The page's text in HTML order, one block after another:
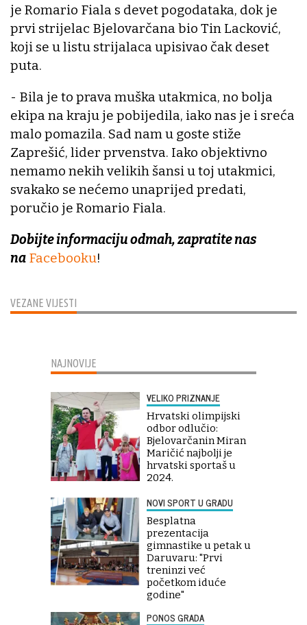
VEZANE VIJESTI
je Romario Fiala s devet pogodataka, dok je
prvi strijelac Bjelovarčana bio Tin Lacković,
koji se u listu strijalaca upisivao čak deset
puta.
- Bila je to prava muška utakmica, no bolja
ekipa na kraju je pobijedila, iako nas je i sreća
malo pomazila. Sad nam u goste stiže
Zaprešić, lider prvenstva. Iako objektivno
nemamo nekih velikih šansi u toj utakmici,
svakako se nećemo unaprijed predati,
poručio je Romario Fiala.
Dobijte informaciju odmah, zapratite nas
na Facebooku!
NAJNOVIJE
VELIKO PRIZNANJE
Hrvatski olimpijski
odbor odlučio:
Bjelovarčanin Miran
Maričić najbolji je
hrvatski sportaš u
2024.
NOVI SPORT U GRADU
Besplatna
prezentacija
gimnastike u petak u
Daruvaru: "Prvi
treninzi već
početkom iduće
godine"
PONOS GRADA